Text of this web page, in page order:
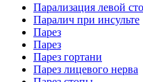
Парализация левой
Паралич при инсульте
Парез
Парез
Парез гортани
Парез лицевого нерва